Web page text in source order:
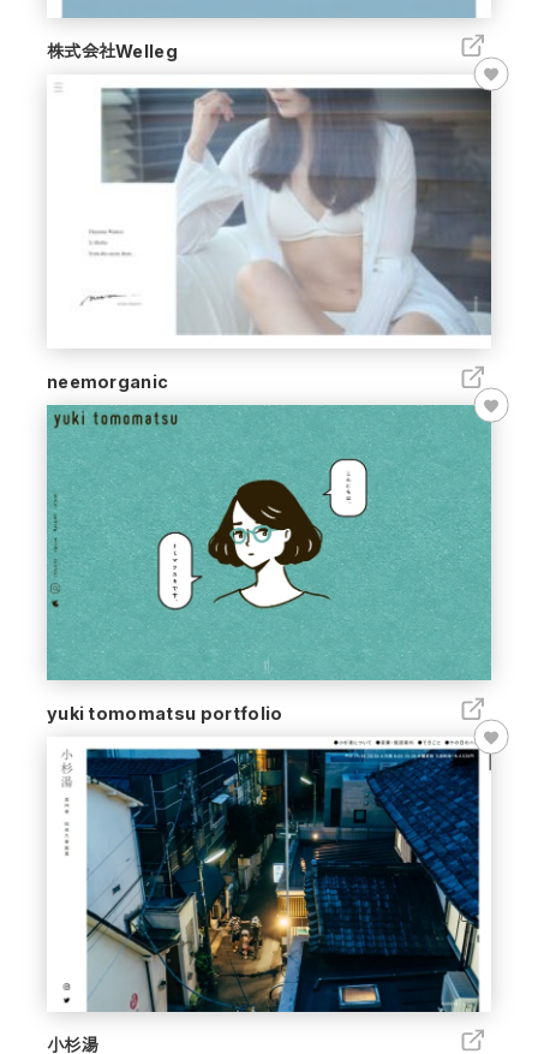
株式会社Welleg
neemorganic
yuki tomomatsu portfolio
小杉湯